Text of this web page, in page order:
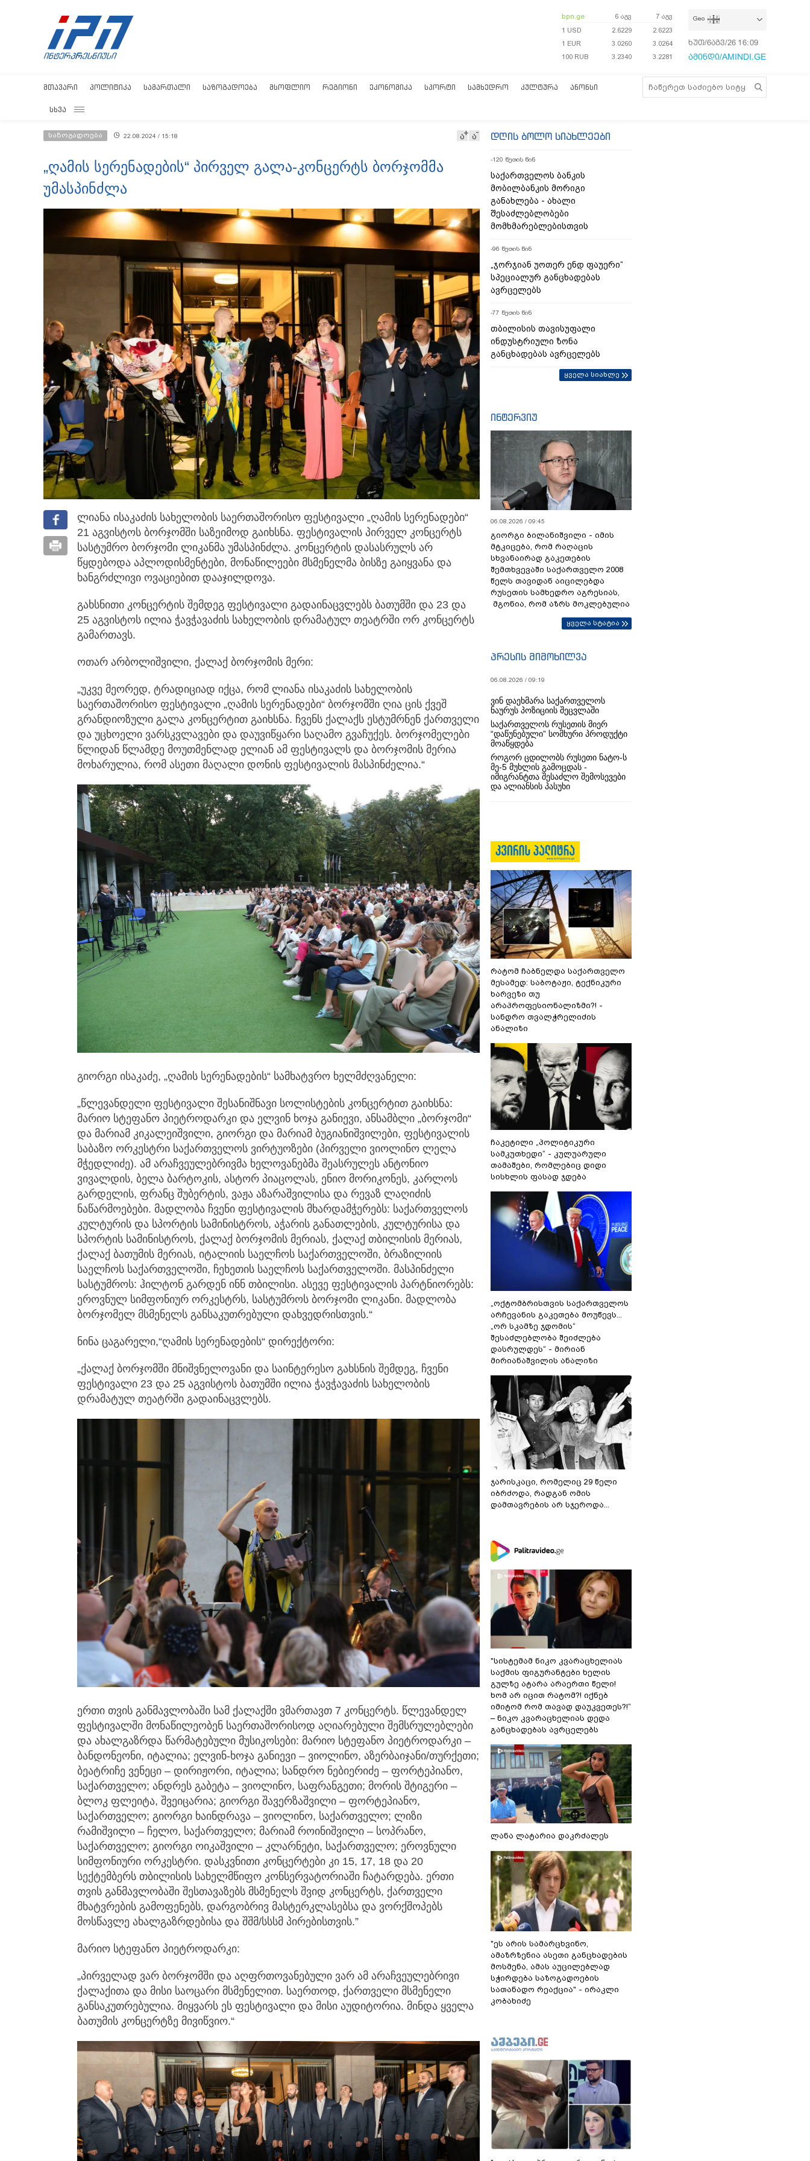
bpn.ge 6 აგვ
7 აგვ
1 USD
2.6229
2.6223
1 EUR
3.0260
3.0264
100 RUB
3.2340 3.2281
Geo
ხუთ/6აგვ/26 16:09:30
ამინდი/AMINDI.GE
ᲛᲗᲐᲕᲐᲠᲘ ᲞᲝᲚᲘᲢᲘᲙᲐ ᲡᲐᲛᲐᲠᲗᲐᲚᲘ ᲡᲐᲖᲝᲒᲐᲓᲝᲔᲑᲐ ᲛᲡᲝᲤᲚᲘᲝ ᲠᲔᲒᲘᲝᲜᲘ ᲔᲙᲝᲜᲝᲛᲘᲙᲐ ᲡᲞᲝᲠᲢᲘ ᲡᲐᲛᲮᲔᲓᲠᲝ ᲙᲣᲚᲢᲣᲠᲐ ᲐᲜᲝᲜᲡᲘ
ᲡᲮᲕᲐ
საზოგადოება 22.08.2024 / 15:18 ა ა
„ღამის სერენადების“ პირველ გალა-კონცერტს ბორჯომმა
უმასპინძლა
ლიანა ისაკაძის სახელობის საერთაშორისო ფესტივალი „ღამის სერენადები“
21 აგვისტოს ბორჯომში საზეიმოდ გაიხსნა. ფესტივალის პირველ კონცერტს
სასტუმრო ბორჯომი ლიკანმა უმასპინძლა. კონცერტის დასასრულს არ
წყდებოდა აპლოდისმენტები, მონაწილეები მსმენელმა ბისზე გაიყვანა და
ხანგრძლივი ოვაციებით დააჯილდოვა.
გახსნითი კონცერტის შემდეგ ფესტივალი გადაინაცვლებს ბათუმში და 23 და
25 აგვისტოს ილია ჭავჭავაძის სახელობის დრამატულ თეატრში ორ კონცერტს
გამართავს.
ოთარ არბოლიშვილი, ქალაქ ბორჯომის მერი:
„უკვე მეორედ, ტრადიციად იქცა, რომ ლიანა ისაკაძის სახელობის
საერთაშორისო ფესტივალი „ღამის სერენადები“ ბორჯომში ღია ცის ქვეშ
გრანდიოზული გალა კონცერტით გაიხსნა. ჩვენს ქალაქს ესტუმრნენ ქართველი
და უცხოელი ვარსკვლავები და დაუვიწყარი საღამო გვაჩუქეს. ბორჯომელები
წლიდან წლამდე მოუთმენლად ელიან ამ ფესტივალს და ბორჯომის მერია
მოხარულია, რომ ასეთი მაღალი დონის ფესტივალის მასპინძელია.“
გიორგი ისაკაძე, „ღამის სერენადების“ სამხატვრო ხელმძღვანელი:
„წლევანდელი ფესტივალი შესანიშნავი სოლისტების კონცერტით გაიხსნა:
მარიო სტეფანო პიეტროდარკი და ელვინ ხოჯა განიევი, ანსამბლი „ბორჯომი“
და მარიამ კიკალეიშვილი, გიორგი და მარიამ ბუგიანიშვილები, ფესტივალის
საბაზო ორკესტრი საქართველოს ვირტუოზები (პირველი ვიოლინო ლელა
მჭედლიძე). ამ არაჩვეულებრივმა ხელოვანებმა შეასრულეს ანტონიო
ვივალდის, ბელა ბარტოკის, ასტორ პიაცოლას, ენიო მორიკონეს, კარლოს
გარდელის, ფრანც შუბერტის, ვაჟა აზარაშვილისა და რევაზ ლაღიძის
ნაწარმოებები. მადლობა ჩვენი ფესტივალის მხარდამჭერებს: საქართველოს
კულტურის და სპორტის სამინისტროს, აჭარის განათლების, კულტურისა და
სპორტის სამინისტროს, ქალაქ ბორჯომის მერიას, ქალაქ თბილისის მერიას,
ქალაქ ბათუმის მერიას, იტალიის საელჩოს საქართველოში, ბრაზილიის
საელჩოს საქართველოში, ჩეხეთის საელჩოს საქართველოში. მასპინძელი
სასტუმროს: ჰილტონ გარდენ ინნ თბილისი. ასევე ფესტივალის პარტნიორებს:
ეროვნულ სიმფონიურ ორკესტრს, სასტუმროს ბორჯომი ლიკანი. მადლობა
ბორჯომელ მსმენელს განსაკუთრებული დახვედრისთვის.“
ნინა ცაგარელი,“ღამის სერენადების“ დირექტორი:
„ქალაქ ბორჯომში მნიშვნელოვანი და საინტერესო გახსნის შემდეგ, ჩვენი
ფესტივალი 23 და 25 აგვისტოს ბათუმში ილია ჭავჭავაძის სახელობის
დრამატულ თეატრში გადაინაცვლებს.
ერთი თვის განმავლობაში სამ ქალაქში ვმართავთ 7 კონცერტს. წლევანდელ
ფესტივალში მონაწილეობენ საერთაშორისოდ აღიარებული შემსრულებლები
და ახალგაზრდა წარმატებული მუსიკოსები: მარიო სტეფანო პიეტროდარკი –
ბანდონეონი, იტალია; ელვინ-ხოჯა განიევი – ვიოლინო, აზერბაიჯანი/თურქეთი;
ბეატრიჩე ვენეცი – დირიჟორი, იტალია; სანდრო ნებიერიძე – ფორტეპიანო,
საქართველო; ანდრეს გაბეტა – ვიოლინო, საფრანგეთი; მორის შტიგერი –
ბლოკ ფლეიტა, შვეიცარია; გიორგი შავერზაშვილი – ფორტეპიანო,
საქართველო; გიორგი ხაინდრავა – ვიოლინო, საქართველო; ლიზი
რამიშვილი – ჩელო, საქართველო; მარიამ როინიშვილი – სოპრანო,
საქართველო; გიორგი ოიკაშვილი – კლარნეტი, საქართველო; ეროვნული
სიმფონიური ორკესტრი. დასკვნითი კონცერტები კი 15, 17, 18 და 20
სექტემბერს თბილისის სახელმწიფო კონსერვატორიაში ჩატარდება. ერთი
თვის განმავლობაში შესთავაზებს მსმენელს შვიდ კონცერტს, ქართველი
მხატვრების გამოფენებს, დარგობრივ მასტერკლასებსა და ვორქშოპებს
მოსწავლე ახალგაზრდებისა და შშმ/სსსმ პირებისთვის.”
მარიო სტეფანო პიეტროდარკი:
„პირველად ვარ ბორჯომში და აღფრთოვანებული ვარ ამ არაჩვეულებრივი
ქალაქითა და მისი საოცარი მსმენელით. საერთოდ, ქართველი მსმენელი
განსაკუთრებულია. მიყვარს ეს ფესტივალი და მისი აუდიტორია. მინდა ყველა
ბათუმის კონცერტზე მივიწვიო.“
დღის ბოლო სიახლეები
-120 წუთის წინ
საქართველოს ბანკის
მობილბანკის მორიგი
განახლება - ახალი
შესაძლებლობები
მომხმარებლებისთვის
-96 წუთის წინ
„ჯორჯიან უოთერ ენდ ფაუერი“
სპეციალურ განცხადებას
ავრცელებს
-77 წუთის წინ
თბილისის თავისუფალი
ინდუსტრიული ზონა
განცხადებას ავრცელებს
ყველა სიახლე
ინტერვიუ
06.08.2026 / 09:45
გიორგი ბილანიშვილი - იმის
მტკიცება, რომ რაღაცის
სხვანაირად გაკეთების
შემთხვევაში საქართველო 2008
წელს თავიდან აიცილებდა
რუსეთის სამხედრო აგრესიას,
მგონია, რომ აზრს მოკლებულია
ყველა სტატია
პრესის მიმოხილვა
06.08.2026 / 09:19
ვინ დაეხმარა საქართველოს
ნაურუს პოზიციის შეცვლაში
საქართველოს რუსეთის მიერ
“დაწუნებული” სომხური პროდუქტი
მოაწყდება
როგორ ცდილობს რუსეთი ნატო-ს
მე-5 მუხლის გამოცდას -
იმიგრანტთა შესაძლო შემოსევები
და ალიანსის პასუხი
რატომ ჩაბნელდა საქართველო
მესამედ: საბოტაჟი, ტექნიკური
ხარვეზი თუ
არაპროფესიონალიზმი?! -
სანდრო თვალჭრელიძის
ანალიზი
ჩაკეტილი „პოლიტიკური
სამკუთხედი“ - კულუარული
თამაშები, რომლებიც დიდი
სისხლის ფასად ჯდება
„ოქტომბრისთვის საქართველოს
არჩევანის გაკეთება მოუწევს...
„ორ სკამზე ჯდომის“
შესაძლებლობა შეიძლება
დასრულდეს“ - მირიან
მირიანაშვილის ანალიზი
ჯარისკაცი, რომელიც 29 წელი
იბრძოდა, რადგან ომის
დამთავრების არ სჯეროდა...
"სისტემამ ნიკო კვარაცხელიას
საქმის ფიგურანტები ხელის
გულზე ატარა არაერთი წელი!
ხომ არ იცით რატომ?! იქნებ
იმიტომ რომ თავად დაუკვეთეს?!“
– ნიკო კვარაცხელიას დედა
განცხადებას ავრცელებს
ლანა ლატარია დაკრძალეს
"ეს არის სამარცხვინო,
ამაზრზენია ასეთი განცხადების
მოსმენა, ამას აუცილებლად
სჭირდება საზოგადოების
სათანადო რეაქცია" - ირაკლი
კობახიძე